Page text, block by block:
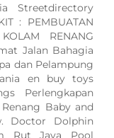
Streetdirectory
: PEMBUATAN
RENANG
Jalan Bahagia
dan Pelampung
en buy toys
Perlengkapan
Baby and
Doctor Dolphin
Rut Jaya Pool